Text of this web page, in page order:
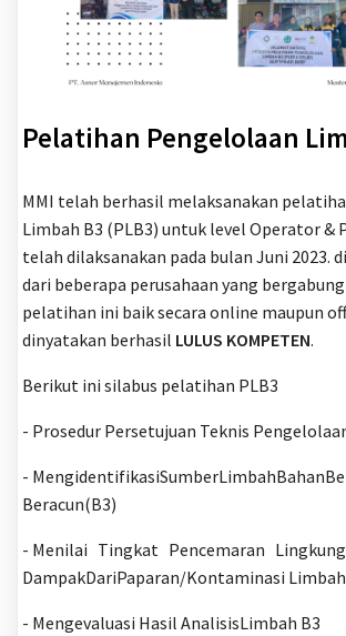
Pelatihan Pengelolaan
MMI telah berhasil melaksanakan
Limbah B3 (PLB3) untuk level Operator &
telah dilaksanakan pada bulan Juni 2023.
dari beberapa perusahaan yang
pelatihan ini baik secara online maupun
dinyatakan berhasil LULUS KOMPETEN.
Berikut ini silabus pelatihan PLB3
- Prosedur Persetujuan Teknis
-
Beracun(B3)
- Menilai Tingkat Pencemaran
DampakDariPaparan/Kontaminasi
- Mengevaluasi Hasil AnalisisLimbah B3